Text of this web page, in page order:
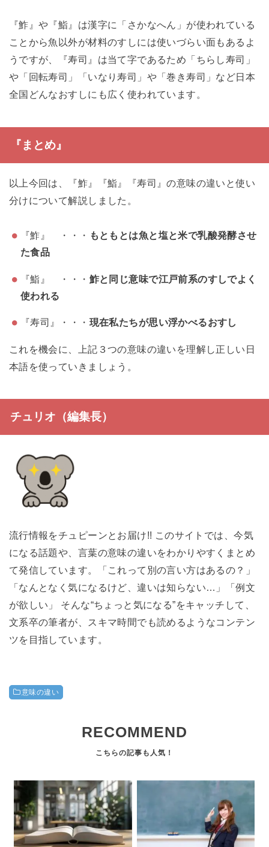
『鮓』や『鮨』は漢字に「さかなへん」が使われている
ことから魚以外が材料のすしには使いづらい面もあるよ
うですが、『寿司』は当て字であるため「ちらし寿司」
や「回転寿司」「いなり寿司」や「巻き寿司」など日本
全国どんなおすしにも広く使われています。
『まとめ』
以上今回は、『鮓』『鮨』『寿司』の意味の違いと使い
分けについて解説しました。
『鮓』 ・・・ もともとは魚と塩と米で乳酸発酵させ
た食品
『鮨』 ・・・ 鮓と同じ意味で江戸前系のすしでよく
使われる
『寿司』・・・ 現在私たちが思い浮かべるおすし
これを機会に、上記３つの意味の違いを理解し正しい日
本語を使っていきましょう。
チュリオ（編集長）
流行情報をチュピーンとお届け!! このサイトでは、今気
になる話題や、言葉の意味の違いをわかりやすくまとめ
て発信しています。「これって別の言い方はあるの？」
「なんとなく気になるけど、違いは知らない…」「例文
が欲しい」 そんな“ちょっと気になる”をキャッチして、
文系卒の筆者が、スキマ時間でも読めるようなコンテン
ツを目指しています。
意味の違い
RECOMMEND